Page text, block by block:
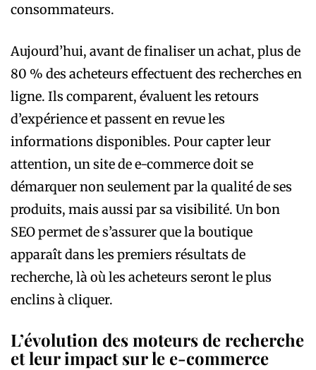
consommateurs.
Aujourd’hui, avant de finaliser un achat, plus de
80 % des acheteurs effectuent des recherches en
ligne. Ils comparent, évaluent les retours
d’expérience et passent en revue les
informations disponibles. Pour capter leur
attention, un site de e-commerce doit se
démarquer non seulement par la qualité de ses
produits, mais aussi par sa visibilité. Un bon
SEO permet de s’assurer que la boutique
apparaît dans les premiers résultats de
recherche, là où les acheteurs seront le plus
enclins à cliquer.
L’évolution des moteurs de recherche
et leur impact sur le e-commerce